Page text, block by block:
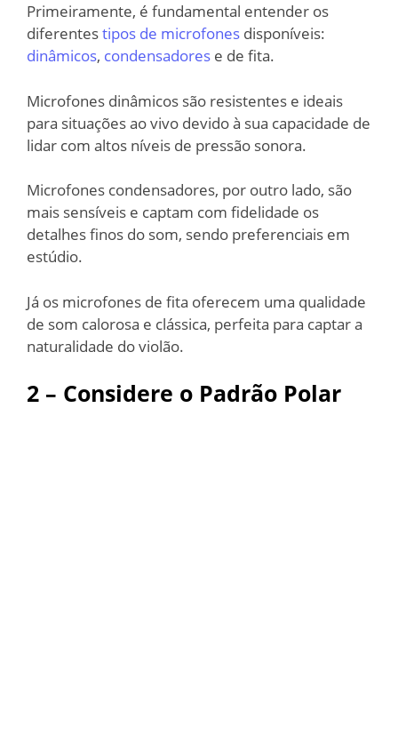
Primeiramente, é fundamental entender os
diferentestipos de microfones disponíveis:
dinâmicos, condensadores e de fita.
Microfones dinâmicos são resistentes e ideais
para situações ao vivo devido à sua capacidade de
lidar com altos níveis de pressão sonora.
Microfones condensadores, por outro lado, são
mais sensíveis e captam com fidelidade os
detalhes finos do som, sendo preferenciais em
estúdio.
Já os microfones de fita oferecem uma qualidade
de som calorosa e clássica, perfeita para captar a
naturalidade do violão.
2 – Considere o Padrão Polar